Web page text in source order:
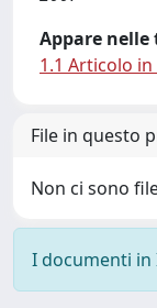
Appare nelle
1.1 Articolo
File in questo
Non ci sono
I documenti in